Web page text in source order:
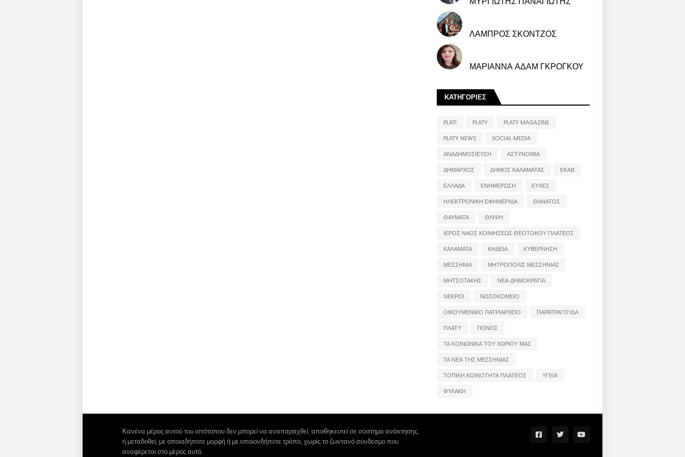
ΛΑΜΠΡΟΣ ΣΚΟΝΤΖΟΣ
ΜΑΡΙΑΝΝΑ ΑΔΑΜ ΓΚΡΟΓΚΟΥ
ΚΑΤΗΓΟΡΙΕΣ
PLATI PLATY
PLATY MAGAZINE
PLATY NEWS
SOCIAL MEDIA
ΑΝΑΔΗΜΟΣΙΕΥΣΗ
ΑΣΤΥΝΟΜΙΑ
ΔΗΜΑΡΧΟΣ
ΔΗΜΟΣ ΚΑΛΑΜΑΤΑΣ
ΕΚΑΒ
ΕΛΛΑΔΑ
ΕΝΗΜΕΡΩΣΗ
ΕΥΧΕΣ
ΗΛΕΚΤΡΟΝΙΚΗ ΕΦΗΜΕΡΙΔΑ
ΘΑΝΑΤΟΣ
ΘΑΥΜΑΤΑ
ΘΛΙΨΗ
ΙΕΡΟΣ ΝΑΟΣ ΚΟΙΜΗΣΕΩΣ ΘΕΟΤΟΚΟΥ ΠΛΑΤΕΟΣ
ΚΑΛΑΜΑΤΑ
ΚΗΔΕΙΑ
ΚΥΒΕΡΝΗΣΗ
ΜΕΣΣΗΝΙΑ
ΜΗΤΡΟΠΟΛΙΣ ΜΕΣΣΗΝΙΑΣ
ΜΗΤΣΟΤΑΚΗΣ
ΝΕΑ ΔΗΜΟΚΡΑΤΙΑ
ΝΕΚΡΟΙ
ΝΟΣΟΚΟΜΕΙΟ
ΟΙΚΟΥΜΕΝΙΚΟ ΠΑΤΡΙΑΡΧΕΙΟ
ΠΑΡΑΤΡΑΓΟΥΔΑ
ΠΛΑΤΥ
ΠΟΝΟΣ
ΤΑ ΚΟΙΝΩΝΙΚΑ ΤΟΥ ΧΩΡΙΟΥ ΜΑΣ
ΤΑ ΝΕΑ ΤΗΣ ΜΕΣΣΗΝΙΑΣ
ΤΟΠΙΚΗ ΚΟΙΝΟΤΗΤΑ ΠΛΑΤΕΟΣ
ΥΓΕΙΑ
ΦΥΛΑΚΗ
Κανένα μέρος αυτού του ιστότοπου δεν μπορεί να αναπαραχθεί, αποθηκευτεί σε σύστημα ανάκτησης,
ή μεταδοθεί, με οποιαδήποτε μορφή ή με οποιονδήποτε τρόπο, χωρίς το ζωντανό σύνδεσμο που
αναφέρεται στο μέρος αυτό.